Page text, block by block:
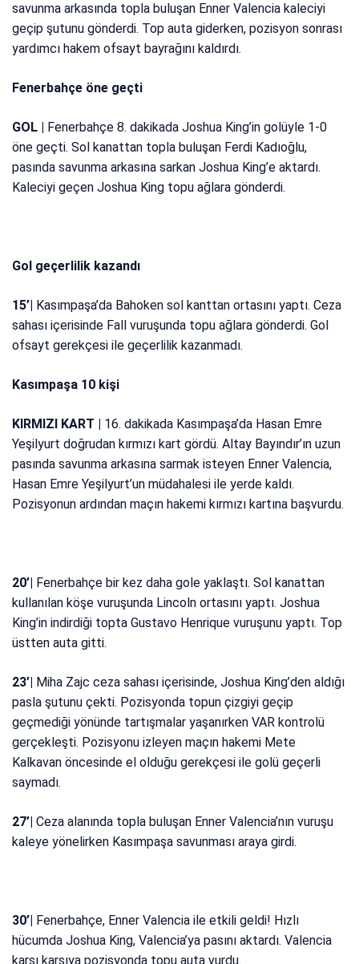
savunma arkasında topla buluşan Enner Valencia kaleciyi
geçip şutunu gönderdi. Top auta giderken, pozisyon sonrası
yardımcı hakem ofsayt bayrağını kaldırdı.
Fenerbahçe öne geçti
GOL | Fenerbahçe 8. dakikada Joshua King’in golüyle 1-0
öne geçti. Sol kanattan topla buluşan Ferdi Kadıoğlu,
pasında savunma arkasına sarkan Joshua King’e aktardı.
Kaleciyi geçen Joshua King topu ağlara gönderdi.
Gol geçerlilik kazandı
15’| Kasımpaşa’da Bahoken sol kanttan ortasını yaptı. Ceza
sahası içerisinde Fall vuruşunda topu ağlara gönderdi. Gol
ofsayt gerekçesi ile geçerlilik kazanmadı.
Kasımpaşa 10 kişi
KIRMIZI KART | 16. dakikada Kasımpaşa’da Hasan Emre
Yeşilyurt doğrudan kırmızı kart gördü. Altay Bayındır’ın uzun
pasında savunma arkasına sarmak isteyen Enner Valencia,
Hasan Emre Yeşilyurt’un müdahalesi ile yerde kaldı.
Pozisyonun ardından maçın hakemi kırmızı kartına başvurdu.
20’| Fenerbahçe bir kez daha gole yaklaştı. Sol kanattan
kullanılan köşe vuruşunda Lincoln ortasını yaptı. Joshua
King’in indirdiği topta Gustavo Henrique vuruşunu yaptı. Top
üstten auta gitti.
23’| Miha Zajc ceza sahası içerisinde, Joshua King’den aldığı
pasla şutunu çekti. Pozisyonda topun çizgiyi geçip
geçmediği yönünde tartışmalar yaşanırken VAR kontrolü
gerçekleşti. Pozisyonu izleyen maçın hakemi Mete
Kalkavan öncesinde el olduğu gerekçesi ile golü geçerli
saymadı.
27’|Ceza alanında topla buluşan Enner Valencia’nın vuruşu
kaleye yönelirken Kasımpaşa savunması araya girdi.
30’| Fenerbahçe, Enner Valencia ile etkili geldi! Hızlı
hücumda Joshua King, Valencia’ya pasını aktardı. Valencia
karşı karşıya pozisyonda topu auta vurdu.